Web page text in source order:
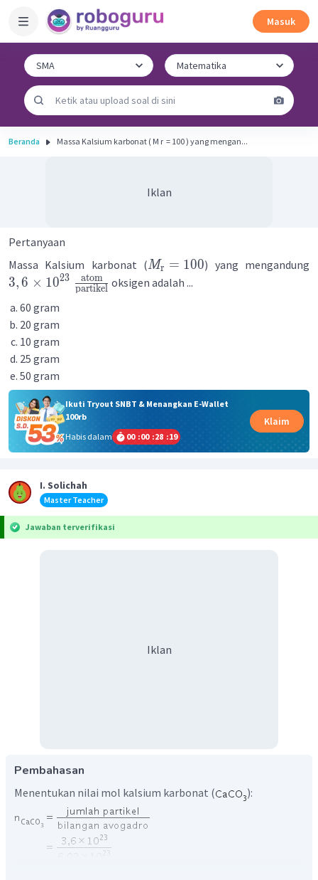
Masuk
Beranda Massa Kalsium karbonat ( M r ​ = 100 ) yang mengan...
Iklan
Pertanyaan
Massa Kalsium karbonat (Mr = 100) yang mengandung
3,6 × 1023
partikel
atom
oksigen adalah ...
60 gram
20 gram
10 gram
25 gram
50 gram
Ikuti Tryout SNBT & Menangkan E-Wallet
100rb
Habis dalam
00 :00 :28 :19
Klaim
I. Solichah
Master Teacher
Jawaban terverifikasi
Iklan
Pembahasan
Menentukan nilai mol kalsium karbonat ( ):